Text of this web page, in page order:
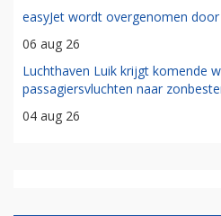
easyJet wordt overgenomen
06 aug 26
Luchthaven Luik krijgt komende
passagiersvluchten naar
04 aug 26